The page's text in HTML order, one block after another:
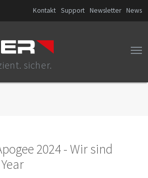
Kontakt Support Newsletter News
sicher.
2024 - Wir sind